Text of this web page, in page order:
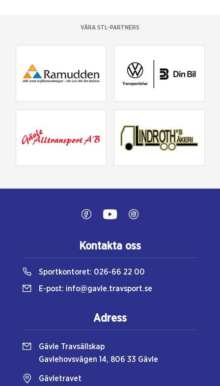
VÅRA STL-PARTNERS
Kontakta oss
Sportkontoret: 026-66 22 00
E-post: info@gavle.travsport.se
Adress
Gävle Travsällskap
Gavlehovsvägen 14, 806 33 Gävle
Gävletravet